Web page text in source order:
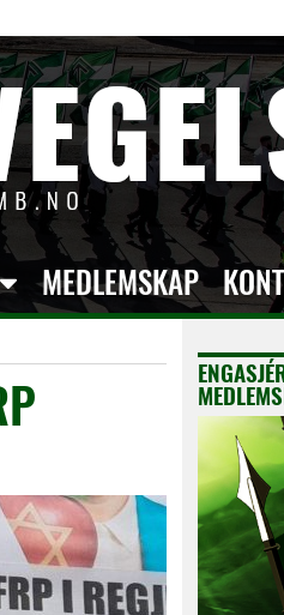
MEDLEMSKAP